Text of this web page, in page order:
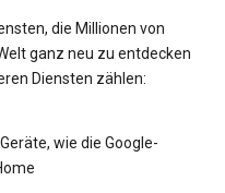
die Millionen von
ganz neu zu entdecken
Diensten zählen:
wie die Google-